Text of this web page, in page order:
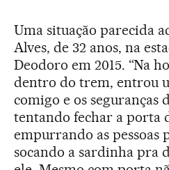
Uma situação parecida
Alves, de 32 anos, na
Deodoro em 2015. “Na
dentro do trem, entrou
comigo e os seguranças
tentando fechar a porta
empurrando as pessoas
socando a sardinha pra